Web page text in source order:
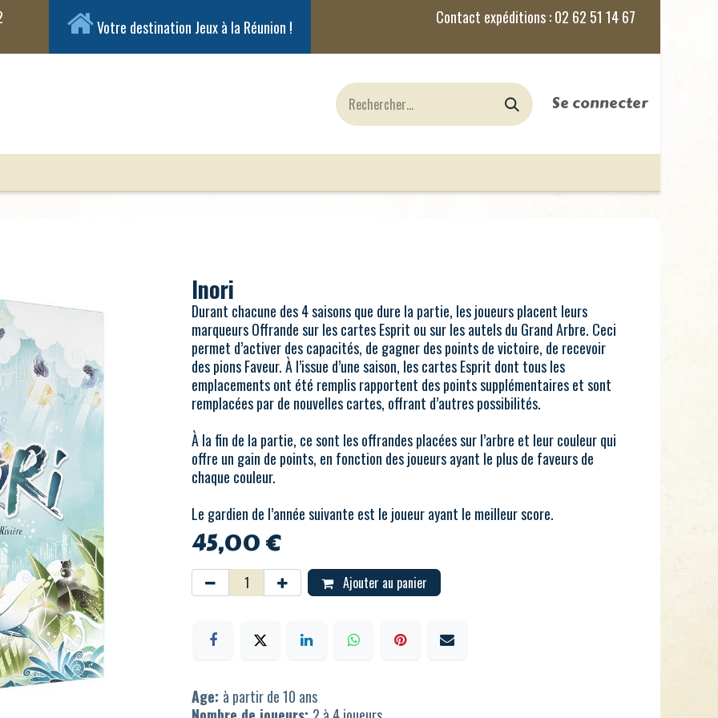
Votre destination Jeux à la Réunion !
Se connecter
Inori
Durant chacune des 4 saisons que dure la partie, les joueurs placent leurs
marqueurs Offrande sur les cartes Esprit ou sur les autels du Grand Arbre. Ceci
permet d’activer des capacités, de gagner des points de victoire, de recevoir
des pions Faveur. À l’issue d’une saison, les cartes Esprit dont tous les
emplacements ont été remplis rapportent des points supplémentaires et sont
remplacées par de nouvelles cartes, offrant d’autres possibilités.
À la fin de la partie, ce sont les offrandes placées sur l’arbre et leur couleur qui
offre un gain de points, en fonction des joueurs ayant le plus de faveurs de
chaque couleur.
Le gardien de l’année suivante est le joueur ayant le meilleur score.
45,00€
Ajouter au panier
Age: à partir de 10 ans